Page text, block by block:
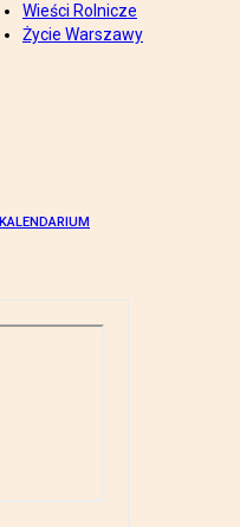
Wieści Rolnicze
Życie Warszawy
KALENDARIUM